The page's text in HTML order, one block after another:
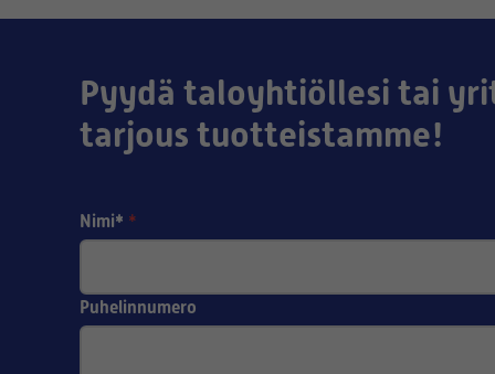
Pyydä taloyhtiöllesi tai
tarjous tuotteistamme!
Nimi* *
Puhelinnumero